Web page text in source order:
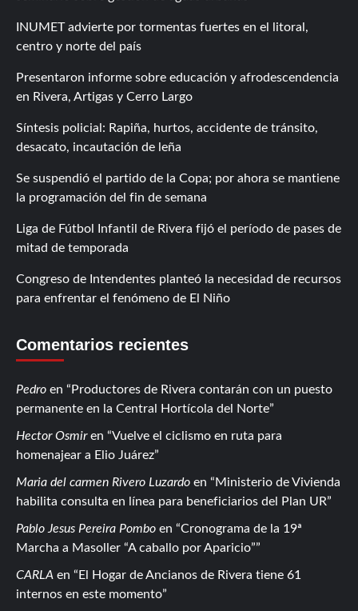
INUMET advierte por tormentas fuertes en el litoral,
centro y norte del país
Presentaron informe sobre educación y afrodescendencia
en Rivera, Artigas y Cerro Largo
Síntesis policial: Rapiña, hurtos, accidente de tránsito,
desacato, incautación de leña
Se suspendió el partido de la Copa; por ahora se mantiene
la programación del fin de semana
Liga de Fútbol Infantil de Rivera fijó el período de pases de
mitad de temporada
Congreso de Intendentes planteó la necesidad de recursos
para enfrentar el fenómeno de El Niño
Comentarios recientes
Pedro en
Productores de Rivera contarán con un puesto
permanente en la Central Hortícola del Norte
Hector Osmiren
Vuelve el ciclismo en ruta para
homenajear a Elio Juárez
Maria del carmen Rivero Luzardo en
Ministerio de Vivienda
habilita consulta en línea para beneficiarios del Plan UR
Pablo Jesus Pereira Pombo en
Cronograma de la 19ª
Marcha a Masoller “A caballo por Aparicio”
CARLA en
El Hogar de Ancianos de Rivera tiene 61
internos en este momento